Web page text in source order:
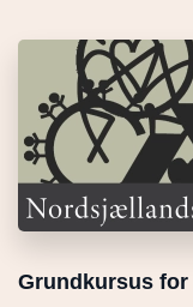
Grundkursus